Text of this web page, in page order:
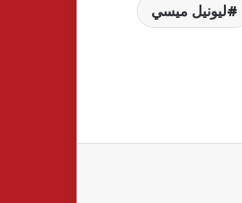
ليونيل ميسي